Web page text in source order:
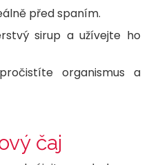
před spaním.
sirup a užívejte ho
organismus a
čaj